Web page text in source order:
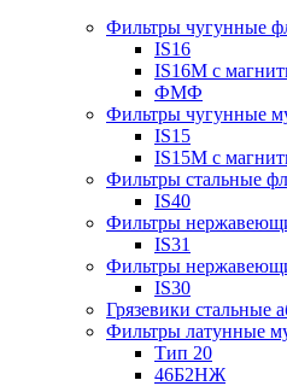
Фильтры чугунные
IS16
IS16M с
ФМФ
Фильтры чугунные
IS15
IS15M c
Фильтры стальные
IS40
Фильтры
IS31
Фильтры
IS30
Грязевики стальные
Фильтры латунные
Тип 20
46Б2НЖ